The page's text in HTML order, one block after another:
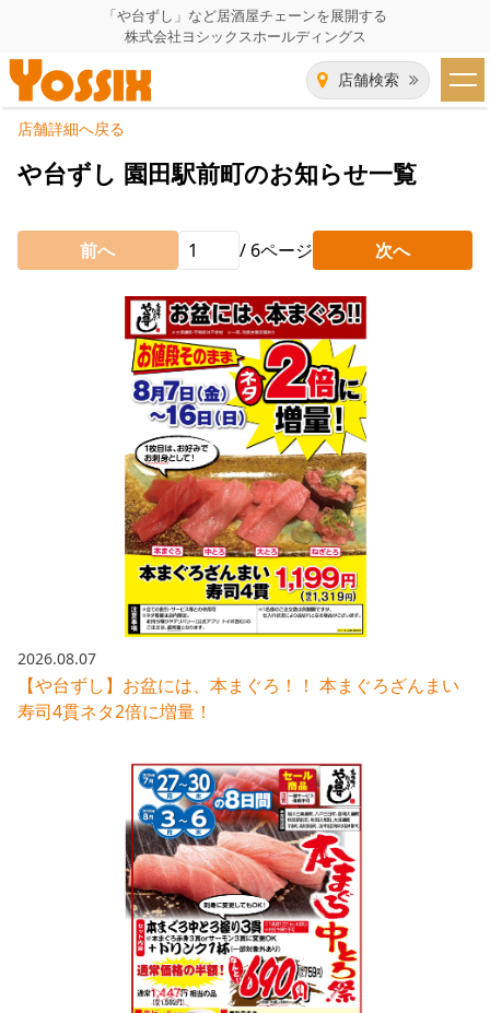
「や台ずし」など居酒屋チェーンを展開する
株式会社ヨシックスホールディングス
店舗検索
HOME
企業情報トップ
代表者あいさつ
グループ会社
会社概要
事業一覧
飲食事業紹介
飲食事業紹介トップ
焼とりてっぱん
ひとくち餃子の頂
玉鋼
海老どて食堂
IR（株主・投資家）情報
IR情報トップ
会長メッセージ
今後の取り組み
コーポレートガバナンス
財務情報
業績推移
財政状況
株式情報
IRライブラリトップ
決算短信
決算説明資料
有価証券報告書等法定開示資料
株主通信
株主総会関連資料
IRカレンダー
株価情報
株主優待
電子公告
採用情報トップ
パート・アルバイト
店舗物件・店舗施工管理業者の募集
お問い合わせ
お問い合わせトップ
IRお問い合わせ
ご意見・アンケート（ご来店の方）
このサイトについて
プライバシーポリシー
サイトマップ
店舗詳細へ戻る
や台ずし 園田駅前町のお知らせ一覧
前へ / 6ページ 次へ
2026.08.07
【や台ずし】お盆には、本まぐろ！！ 本まぐろざんまい
寿司4貫ネタ2倍に増量！